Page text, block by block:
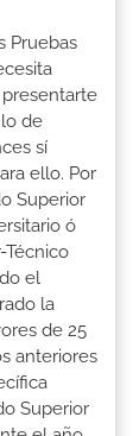
Pruebas
de
sí
ello. Por
Superior
ó
Técnico
el
la
de 25
anteriores
Superior